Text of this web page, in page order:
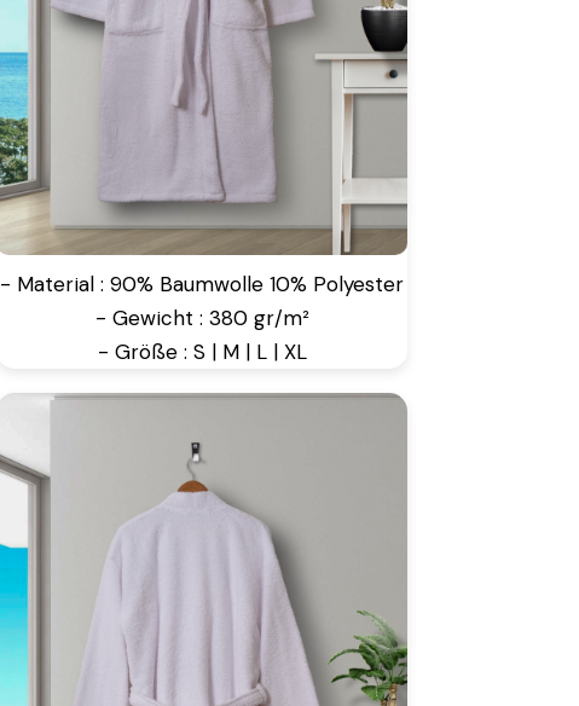
- Material : 90% Baumwolle 10% Polyester
- Gewicht : 380 gr/m²
- Größe : S | M | L | XL